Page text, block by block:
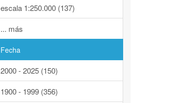
escala 1:250.000 (137)
... más
Fecha
2000 - 2025 (150)
1900 - 1999 (356)